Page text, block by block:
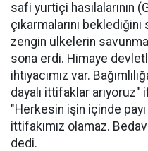
safi yurtiçi hasılalarının
çıkarmalarını
zengin ülkelerin
sona erdi. Himaye
ihtiyacımız var.
dayalı ittifaklar
"Herkesin işin içinde
ittifakımız olamaz.
dedi.